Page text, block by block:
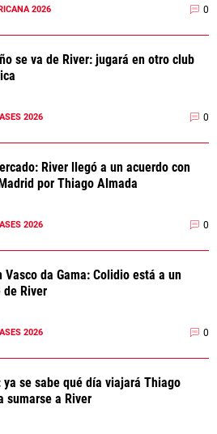
2026 0
se va de River: jugará en otro club
2026 0
River llegó a un acuerdo con
por Thiago Almada
2026 0
Vasco da Gama: Colidio está a un
de River
2026 0
ya se sabe qué día viajará Thiago
sumarse a River